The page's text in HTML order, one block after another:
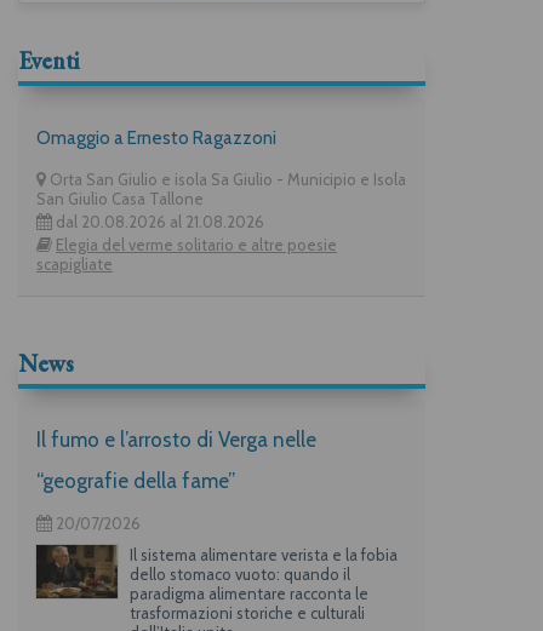
Eventi
Omaggio a Ernesto Ragazzoni
Orta San Giulio e isola Sa Giulio - Municipio e Isola
San Giulio Casa Tallone
dal 20.08.2026 al 21.08.2026
Elegia del verme solitario e altre poesie
scapigliate
News
Il fumo e l’arrosto di Verga nelle
“geografie della fame”
20/07/2026
Il sistema alimentare verista e la fobia
dello stomaco vuoto: quando il
paradigma alimentare racconta le
trasformazioni storiche e culturali